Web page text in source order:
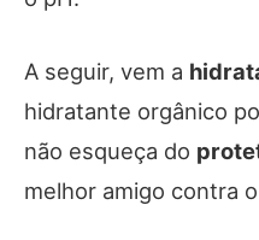
A seguir, vem a
hidratante orgânico
não esqueça do
melhor amigo contra